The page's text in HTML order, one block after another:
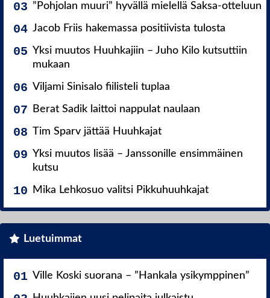
”Pohjolan muuri” hyvällä mielellä Saksa-otteluun
Jacob Friis hakemassa positiivista tulosta
Yksi muutos Huuhkajiin – Juho Kilo kutsuttiin
mukaan
Viljami Sinisalo fiilisteli tuplaa
Berat Sadik laittoi nappulat naulaan
Tim Sparv jättää Huuhkajat
Yksi muutos lisää – Janssonille ensimmäinen
kutsu
Mika Lehkosuo valitsi Pikkuhuuhkajat
Luetuimmat
Ville Koski suorana – ”Hankala ysikymppinen”